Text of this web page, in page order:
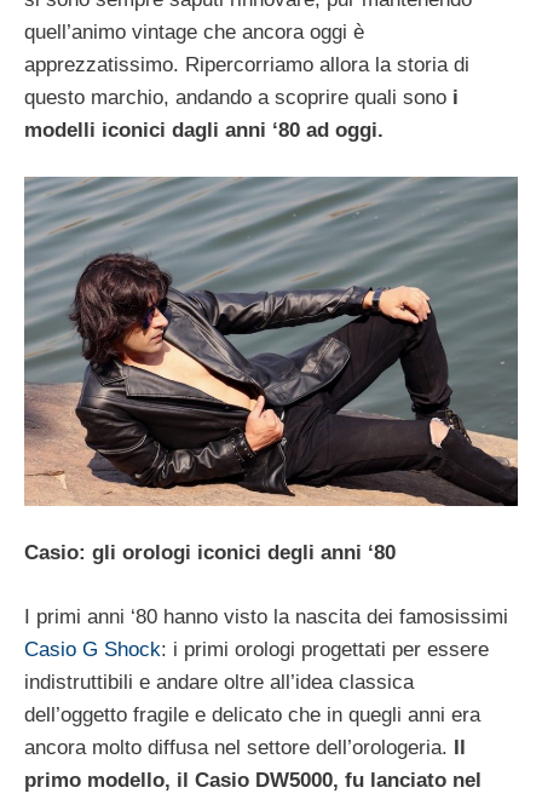
quell’animo vintage che ancora oggi è
apprezzatissimo. Ripercorriamo allora la storia di
questo marchio, andando a scoprire quali sono i
modelli iconici dagli anni ‘80 ad oggi.
Casio: gli orologi iconici degli anni ‘80
I primi anni ‘80 hanno visto la nascita dei famosissimi
Casio G Shock: i primi orologi progettati per essere
indistruttibili e andare oltre all’idea classica
dell’oggetto fragile e delicato che in quegli anni era
ancora molto diffusa nel settore dell’orologeria. Il
primo modello, il Casio DW5000, fu lanciato nel